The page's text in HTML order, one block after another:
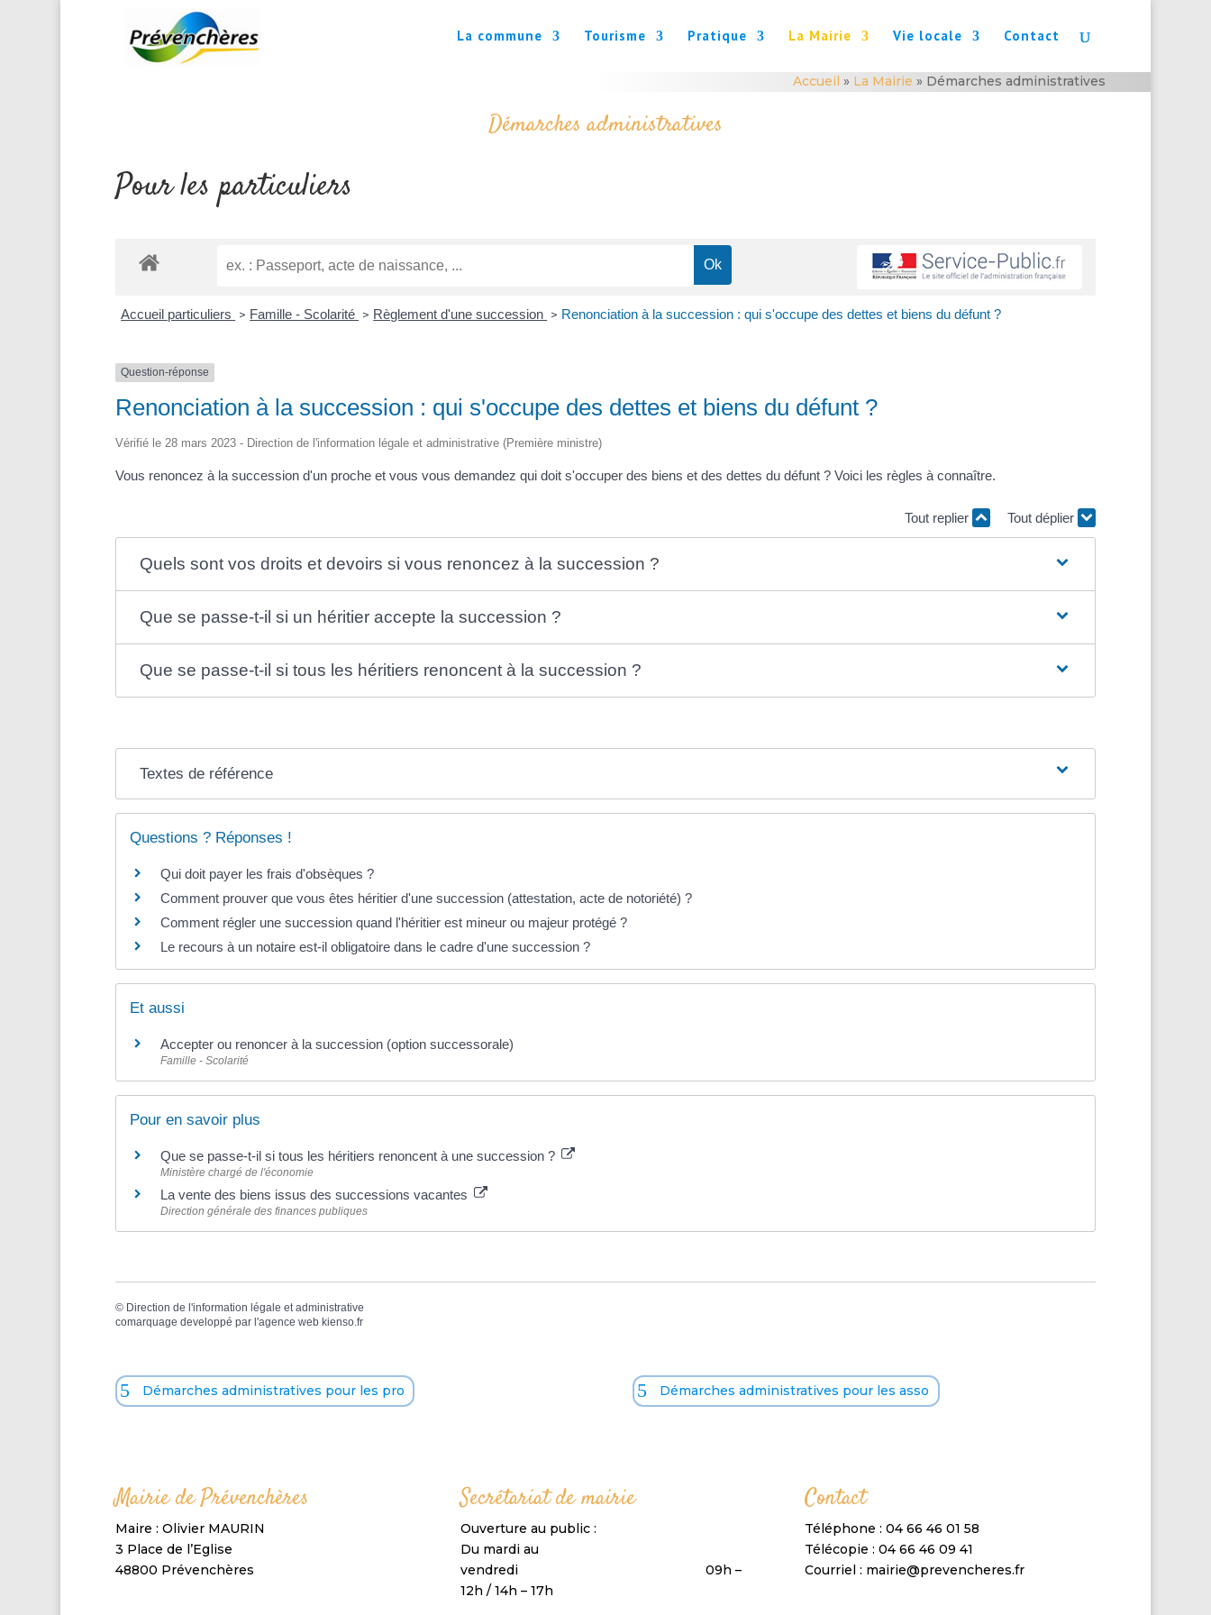
La commune Tourisme Pratique La Mairie Vie locale Contact
Accueil » La Mairie » Démarches administratives
Démarches administratives
Pour les particuliers
Accueil particuliers > Famille - Scolarité > Règlement d'une succession > Renonciation à la succession : qui s'occupe des dettes et biens du défunt ?
Question-réponse
Renonciation à la succession : qui s'occupe des dettes et biens du défunt ?
Vérifié le 28 mars 2023 - Direction de l'information légale et administrative (Première ministre)
Vous renoncez à la succession d'un proche et vous vous demandez qui doit s'occuper des biens et des dettes du défunt ? Voici les règles à connaître.
Tout replier Tout déplier
Quels sont vos droits et devoirs si vous renoncez à la succession ?
Que se passe-t-il si un héritier accepte la succession ?
Que se passe-t-il si tous les héritiers renoncent à la succession ?
Textes de référence
Questions ? Réponses !
Qui doit payer les frais d'obsèques ?
Comment prouver que vous êtes héritier d'une succession (attestation, acte de notoriété) ?
Comment régler une succession quand l'héritier est mineur ou majeur protégé ?
Le recours à un notaire est-il obligatoire dans le cadre d'une succession ?
Et aussi
Accepter ou renoncer à la succession (option successorale)
Famille - Scolarité
Pour en savoir plus
Que se passe-t-il si tous les héritiers renoncent à une succession ?
Ministère chargé de l'économie
La vente des biens issus des successions vacantes
Direction générale des finances publiques
© Direction de l'information légale et administrative
comarquage developpé par l'agence web kienso.fr
Démarches administratives pour les pro Démarches administratives pour les asso
Mairie de Prévenchères
Maire : Olivier MAURIN
3 Place de l’Eglise
48800 Prévenchères
Secrétariat de mairie
Ouverture au public :
Du mardi au
vendredi 09h –
12h / 14h – 17h
Contact
Téléphone : 04 66 46 01 58
Télécopie : 04 66 46 09 41
Courriel : mairie@prevencheres.fr